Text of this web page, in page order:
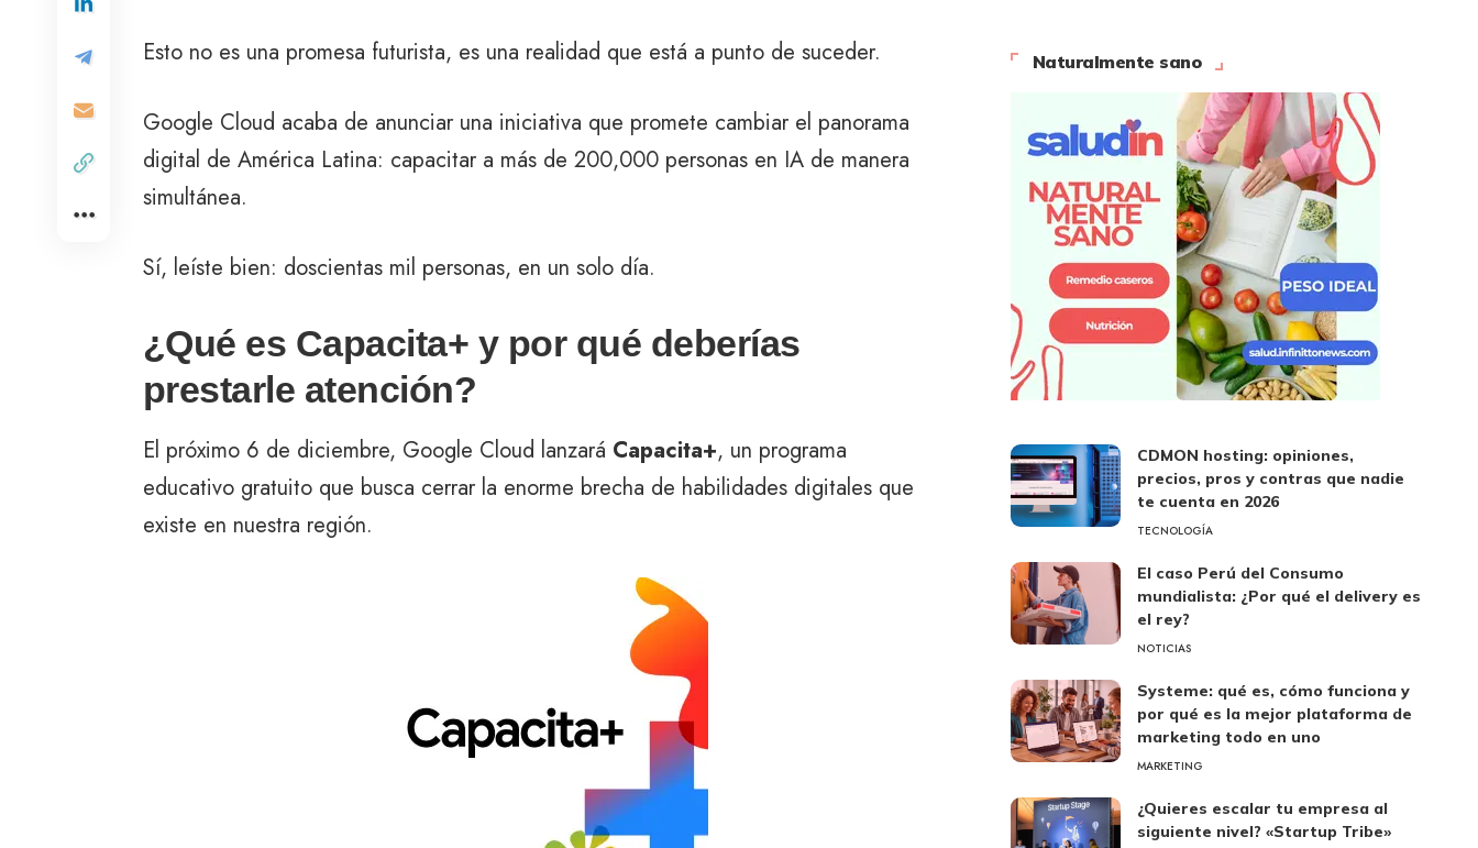
Esto no es una promesa futurista, es una realidad que está a punto de suceder.
Google Cloud acaba de anunciar una iniciativa que promete cambiar el panorama
digital de América Latina: capacitar a más de 200,000 personas en IA de manera
simultánea.
Sí, leíste bien: doscientas mil personas, en un solo día.
¿Qué es Capacita+ y por qué deberías
prestarle atención?
El próximo 6 de diciembre, Google Cloud lanzará Capacita+, un programa
educativo gratuito que busca cerrar la enorme brecha de habilidades digitales que
existe en nuestra región.
Naturalmente sano
CDMON hosting: opiniones,
precios, pros y contras que nadie
te cuenta en 2026
TECNOLOGÍA
El caso Perú del Consumo
mundialista: ¿Por qué el delivery es
el rey?
NOTICIAS
Systeme: qué es, cómo funciona y
por qué es la mejor plataforma de
marketing todo en uno
MARKETING
¿Quieres escalar tu empresa al
siguiente nivel? «Startup Tribe»